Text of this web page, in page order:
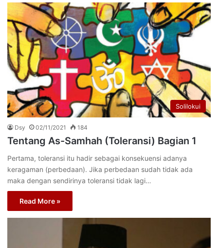
Solilokui
Dsy 02/11/2021 184
Tentang As-Samhah (Toleransi) Bagian 1
Pertama, toleransi itu hadir sebagai konsekuensi adanya
keragaman (perbedaan). Jika perbedaan sudah tidak ada
maka dengan sendirinya toleransi tidak lagi…
Read More »